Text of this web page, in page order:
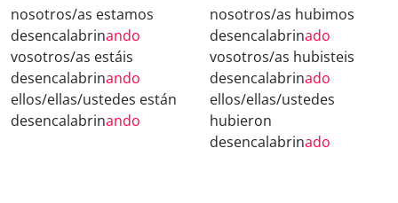
nosotros/as estamos
desencalabrinando
vosotros/as estáis
desencalabrinando
ellos/ellas/ustedes están
desencalabrinando
nosotros/as hubimos
desencalabrinado
vosotros/as hubisteis
desencalabrinado
ellos/ellas/ustedes
hubieron
desencalabrinado